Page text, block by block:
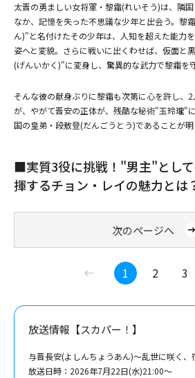
太晋の勇ましい女将軍・黎霜(れいそう)は、隣
なか、記憶を失った不思議な少年と出会う。黎
ん)"と名付けたその少年は、人知を超えた能力
姿へと変貌。さらに戦いに出くわせば、仮面と
(げんいかく)"に変身し、驚異的な武力で黎霜を
そんな彼の献身ぶりに黎霜も次第に心を許し、
が、やがて晋安の正体が、残酷な秘術"玉玲瓏"
国の皇弟・段敖登(だんごうとう)であることが明
■実質3役に挑戦！"男主"とし
揮するチョン・レイの魅力とは
(C)BEIJING IQIYI SCIENCE & TECHNOLOGY CO., LTD.
次のページへ
1 2 3
放送情報【スカパー！】
与晋長安(よしんちょうあん)～乱世に咲く、
放送日時：2026年7月22日(水)21:00～